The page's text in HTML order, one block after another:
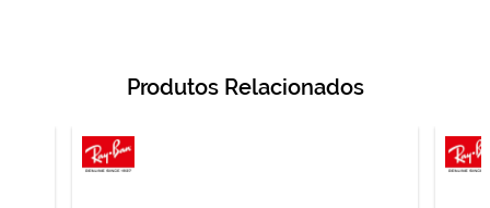
Produtos Relacionados